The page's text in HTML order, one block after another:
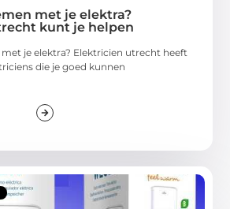
met je elektra?
kunt je helpen
je elektra? Elektricien utrecht heeft
die je goed kunnen